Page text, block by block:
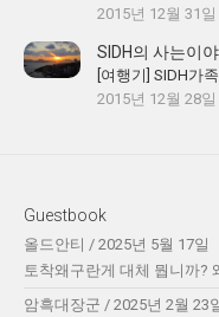
2015년 12월 31일
SIDH의 사는이
[여행기] SIDH가
2015년 12월 28일
Guestbook
올드안티 / 2025년 5월 17일
토착왜구란게 대체 뭡니까?
암흑대장군 / 2025년 2월 23